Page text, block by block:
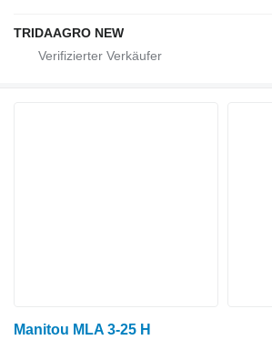
TRIDAAGRO NEW
Manitou MLA 3-25 H